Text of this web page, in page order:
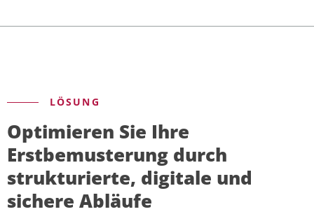
LÖSUNG
Optimieren Sie Ihre
Erstbemusterung durch
strukturierte, digitale und
sichere Abläufe